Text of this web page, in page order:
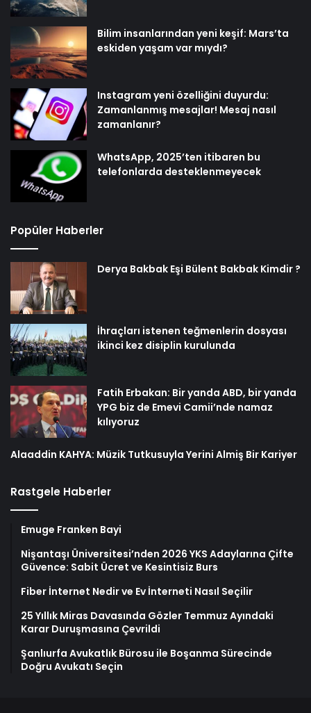
Bilim insanlarından yeni keşif: Mars’ta
eskiden yaşam var mıydı?
Instagram yeni özelliğini duyurdu:
Zamanlanmış mesajlar! Mesaj nasıl
zamanlanır?
WhatsApp, 2025’ten itibaren bu
telefonlarda desteklenmeyecek
Popüler Haberler
Derya Bakbak Eşi Bülent Bakbak Kimdir ?
İhraçları istenen teğmenlerin dosyası
ikinci kez disiplin kurulunda
Fatih Erbakan: Bir yanda ABD, bir yanda
YPG biz de Emevi Camii’nde namaz
kılıyoruz
Alaaddin KAHYA: Müzik Tutkusuyla Yerini Almiş Bir Kariyer
Rastgele Haberler
Emuge Franken Bayi
Nişantaşı Üniversitesi’nden 2026 YKS Adaylarına Çifte
Güvence: Sabit Ücret ve Kesintisiz Burs
Fiber İnternet Nedir ve Ev İnterneti Nasıl Seçilir
25 Yıllık Miras Davasında Gözler Temmuz Ayındaki
Karar Duruşmasına Çevrildi
Şanlıurfa Avukatlık Bürosu ile Boşanma Sürecinde
Doğru Avukatı Seçin